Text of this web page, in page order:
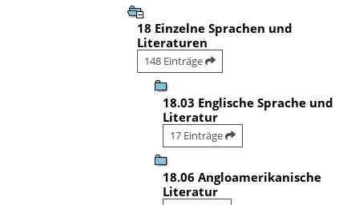
18 Einzelne Sprachen und
Literaturen
148 Einträge
18.03 Englische Sprache und
Literatur
17 Einträge
18.06 Angloamerikanische
Literatur